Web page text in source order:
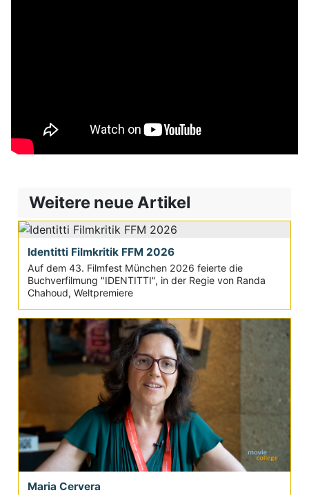
Weitere neue Artikel
Identitti Filmkritik FFM 2026
Auf dem 43. Filmfest München 2026 feierte die
Buchverfilmung "IDENTITTI", in der Regie von Randa
Chahoud, Weltpremiere
Maria Cervera